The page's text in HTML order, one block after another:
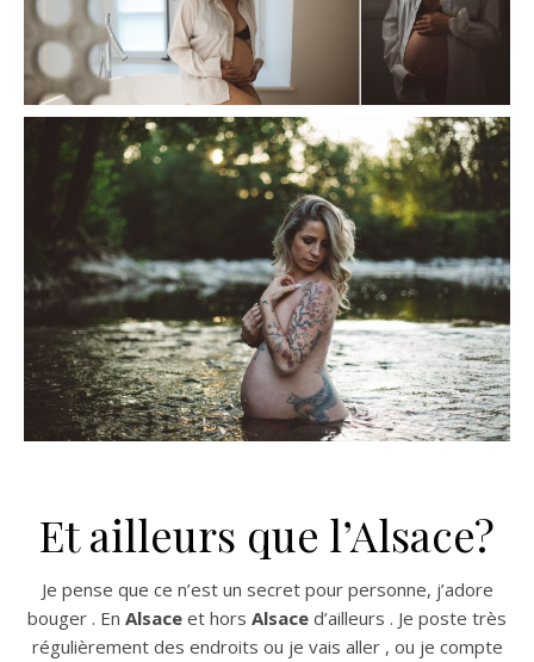
Et ailleurs que l’Alsace?
Je pense que ce n’est un secret pour personne, j’adore
bouger . En Alsace et hors Alsace d’ailleurs . Je poste très
régulièrement des endroits ou je vais aller , ou je compte